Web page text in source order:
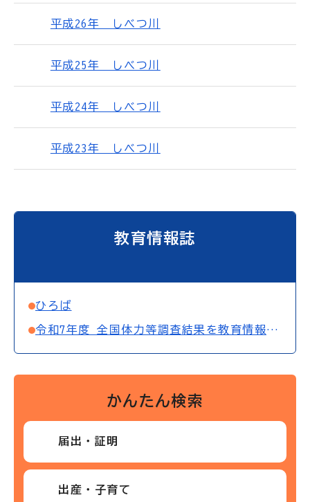
平成26年 しべつ川
平成25年 しべつ川
平成24年 しべつ川
平成23年 しべつ川
教育情報誌
ひろば
令和7年度 全国体力等調査結果を教育情報誌「しべつ川」への公表について
かんたん検索
届出・証明
出産・子育て